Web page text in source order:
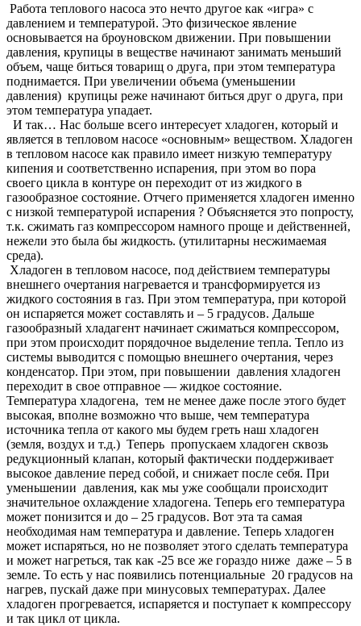
Работа теплового насоса это нечто другое как «игра» с
давлением и температурой. Это физическое явление
основывается на броуновском движении. При повышении
давления, крупицы в веществе начинают занимать меньший
объем, чаще биться товарищ о друга, при этом температура
поднимается. При увеличении объема (уменьшении
давления) крупицы реже начинают биться друг о друга, при
этом температура упадает.
И так… Нас больше всего интересует хладоген, который и
является в тепловом насосе «основным» веществом. Хладоген
в тепловом насосе как правило имеет низкую температуру
кипения и соответственно испарения, при этом во пора
своего цикла в контуре он переходит от из жидкого в
газообразное состояние. Отчего применяется хладоген именно
с низкой температурой испарения ? Объясняется это попросту,
т.к. сжимать газ компрессором намного проще и действенней,
нежели это была бы жидкость. (утилитарны несжимаемая
среда).
Хладоген в тепловом насосе, под действием температуры
внешнего очертания нагревается и трансформируется из
жидкого состояния в газ. При этом температура, при которой
он испаряется может составлять и – 5 градусов. Дальше
газообразный хладагент начинает сжиматься компрессором,
при этом происходит порядочное выделение тепла. Тепло из
системы выводится с помощью внешнего очертания, через
конденсатор. При этом, при повышении давления хладоген
переходит в свое отправное — жидкое состояние.
Температура хладогена, тем не менее даже после этого будет
высокая, вполне возможно что выше, чем температура
источника тепла от какого мы будем греть наш хладоген
(земля, воздух и т.д.) Теперь пропускаем хладоген сквозь
редукционный клапан, который фактически поддерживает
высокое давление перед собой, и снижает после себя. При
уменьшении давления, как мы уже сообщали происходит
значительное охлаждение хладогена. Теперь его температура
может понизится и до – 25 градусов. Вот эта та самая
необходимая нам температура и давление. Теперь хладоген
может испаряться, но не позволяет этого сделать температура
и может нагреться, так как -25 все же гораздо ниже даже – 5 в
земле. То есть у нас появились потенциальные 20 градусов на
нагрев, пускай даже при минусовых температурах. Далее
хладоген прогревается, испаряется и поступает к компрессору
и так цикл от цикла.